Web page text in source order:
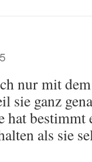
nur mit
sie ganz
hat bestimmt
als sie